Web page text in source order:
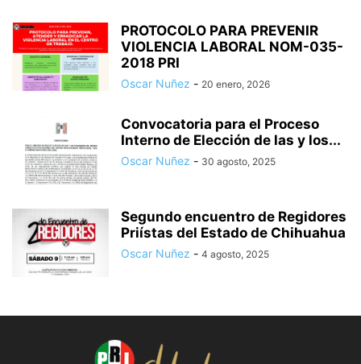
PROTOCOLO PARA PREVENIR
VIOLENCIA LABORAL NOM-035-
2018 PRI
Oscar Nuñez - 20 enero, 2026
Convocatoria para el Proceso
Interno de Elección de las y los...
Oscar Nuñez - 30 agosto, 2025
Segundo encuentro de Regidores
Priístas del Estado de Chihuahua
Oscar Nuñez - 4 agosto, 2025